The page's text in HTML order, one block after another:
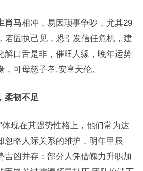
肖马相冲，易因琐事争吵，尤其29
若固执己见，恐引发信任危机，建
解口舌是非，催旺人缘，晚年运势
可母慈子孝,安享天伦。
柔韧不足
体现在其强势性格上，他们常为达
忽略人际关系的维护，明年甲辰
吉凶并存：部分人凭借魄力升职加